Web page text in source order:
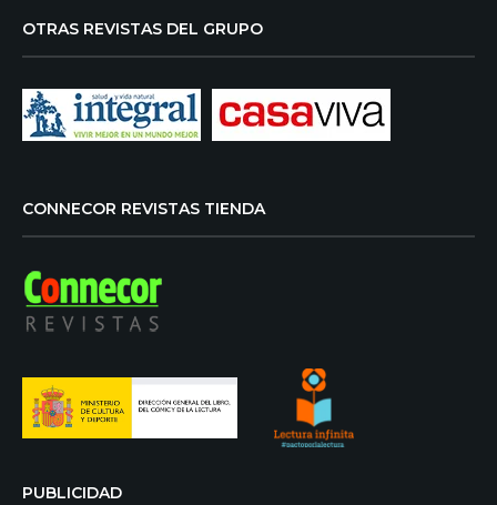
OTRAS REVISTAS DEL GRUPO
CONNECOR REVISTAS TIENDA
PUBLICIDAD